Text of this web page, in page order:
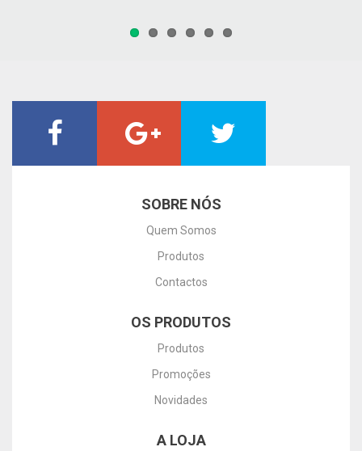
SOBRE NÓS
Quem Somos
Produtos
Contactos
OS PRODUTOS
Produtos
Promoções
Novidades
A LOJA